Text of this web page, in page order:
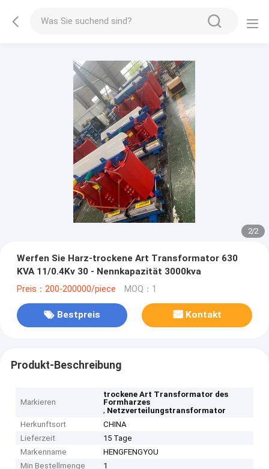
2/2
Werfen Sie Harz-trockene Art Transformator 630
KVA 11/0.4Kv 30 - Nennkapazität 3000kva
Preis：200-200000/piece MOQ：1
Bestpreis Kontakt
Produkt-Beschreibung
Markieren
trockene Art Transformator des
Formharzes
, Netzverteilungstransformator
Herkunftsort
CHINA
Lieferzeit
15 Tage
Markenname
HENGFENGYOU
Min Bestellmenge
1